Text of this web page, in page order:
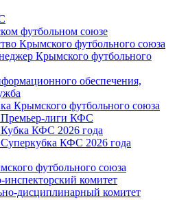
футбольном союзе
Крымского футбольного союза
Крымского футбольного
обеспечения,
Крымского футбольного союза
лиги КФС
КФС 2026 года
КФС 2026 года
футбольного союза
инспекторский комитет
дисциплинарный комитет